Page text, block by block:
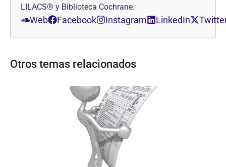
LILACS® y Biblioteca Cochrane.
Web Facebook Instagram LinkedIn
Otros temas relacionados